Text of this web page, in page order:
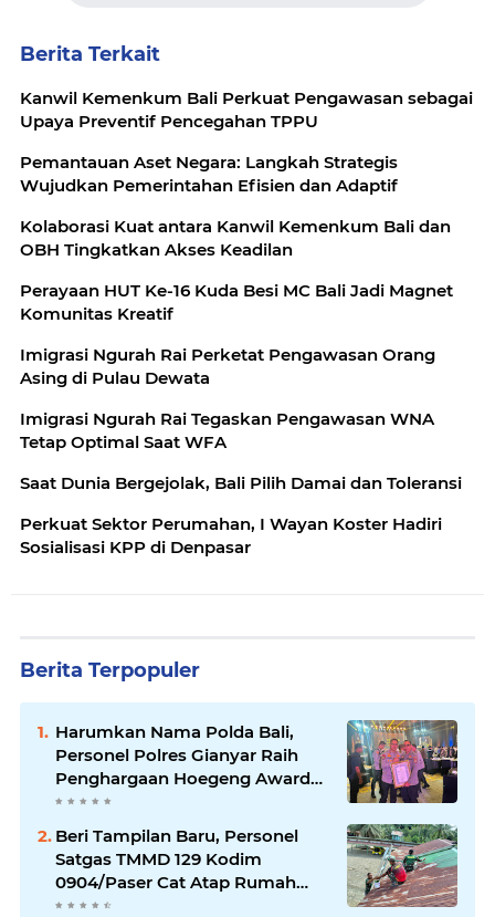
Berita Terkait
Kanwil Kemenkum Bali Perkuat Pengawasan sebagai
Upaya Preventif Pencegahan TPPU
Pemantauan Aset Negara: Langkah Strategis
Wujudkan Pemerintahan Efisien dan Adaptif
Kolaborasi Kuat antara Kanwil Kemenkum Bali dan
OBH Tingkatkan Akses Keadilan
Perayaan HUT Ke-16 Kuda Besi MC Bali Jadi Magnet
Komunitas Kreatif
Imigrasi Ngurah Rai Perketat Pengawasan Orang
Asing di Pulau Dewata
Imigrasi Ngurah Rai Tegaskan Pengawasan WNA
Tetap Optimal Saat WFA
Saat Dunia Bergejolak, Bali Pilih Damai dan Toleransi
Perkuat Sektor Perumahan, I Wayan Koster Hadiri
Sosialisasi KPP di Denpasar
Berita Terpopuler
Harumkan Nama Polda Bali,
Personel Polres Gianyar Raih
Penghargaan Hoegeng Awards
2026
Beri Tampilan Baru, Personel
Satgas TMMD 129 Kodim
0904/Paser Cat Atap Rumah
Marbot